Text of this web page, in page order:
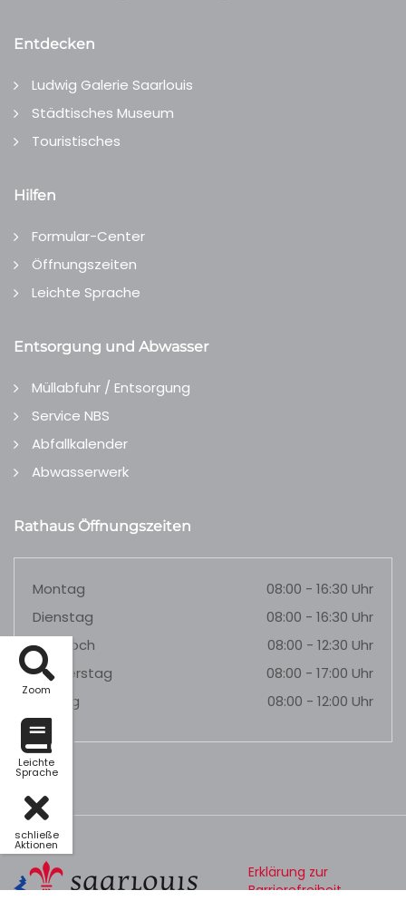
Zoom
Leichte
Sprache
schließe
Aktionen
Entdecken
Ludwig Galerie Saarlouis
Städtisches Museum
Touristisches
Hilfen
Formular-Center
Öffnungszeiten
Leichte Sprache
Entsorgung und Abwasser
Müllabfuhr / Entsorgung
Service NBS
Abfallkalender
Abwasserwerk
Rathaus Öffnungszeiten
Montag
08:00 - 16:30 Uhr
Dienstag
08:00 - 16:30 Uhr
Mittwoch
08:00 - 12:30 Uhr
Donnerstag
08:00 - 17:00 Uhr
Freitag
08:00 - 12:00 Uhr
Erklärung zur
Barrierefreiheit